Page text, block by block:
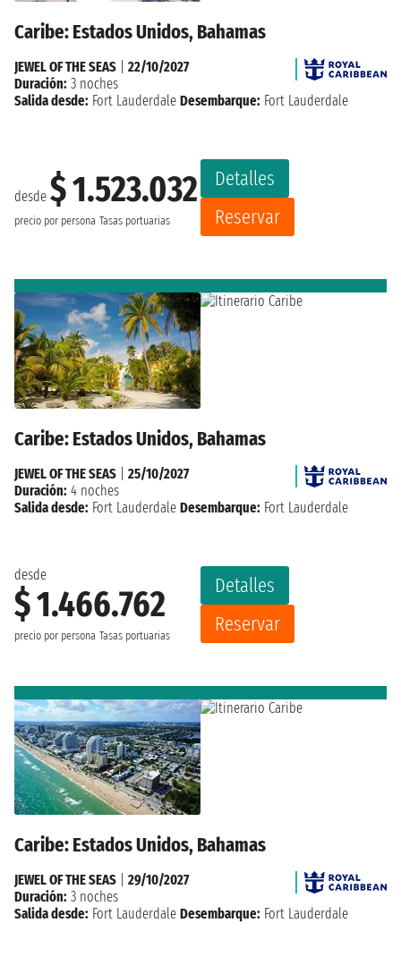
Caribe: Estados Unidos, Bahamas
desde $ 1.523.032
precio por persona Tasas portuarias
Detalles
Reservar
JEWEL OF THE SEAS
22/10/2027
Duración: 3 noches
Salida desde: Fort Lauderdale Desembarque: Fort Lauderdale
Caribe: Estados Unidos, Bahamas
desde
$ 1.466.762
precio por persona Tasas portuarias
Detalles
Reservar
JEWEL OF THE SEAS
25/10/2027
Duración: 4 noches
Salida desde: Fort Lauderdale Desembarque: Fort Lauderdale
Caribe: Estados Unidos, Bahamas
JEWEL OF THE SEAS
29/10/2027
Duración: 3 noches
Salida desde: Fort Lauderdale Desembarque: Fort Lauderdale